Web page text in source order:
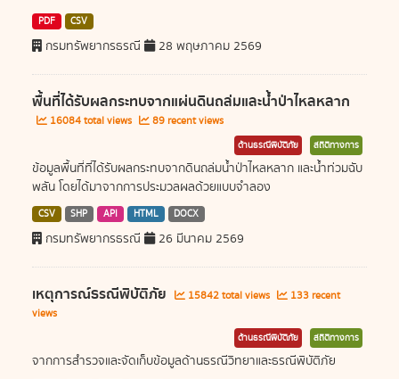
PDF CSV
กรมทรัพยากรธรณี 28 พฤษภาคม 2569
พื้นที่ได้รับผลกระทบจากแผ่นดินถล่มและน้ำป่าไหลหลาก
16084 total views 89 recent views
ด้านธรณีพิบัติภัย สถิติทางการ
ข้อมูลพื้นที่ที่ได้รับผลกระทบจากดินถล่มน้ำป่าไหลหลาก และน้ำท่วมฉับ
พลัน โดยได้มาจากการประมวลผลด้วยแบบจำลอง
CSV SHP API HTML DOCX
กรมทรัพยากรธรณี 26 มีนาคม 2569
เหตุการณ์ธรณีพิบัติภัย 15842 total views
133 recent
views
ด้านธรณีพิบัติภัย สถิติทางการ
จากการสำรวจและจัดเก็บข้อมูลด้านธรณีวิทยาและธรณีพิบัติภัย